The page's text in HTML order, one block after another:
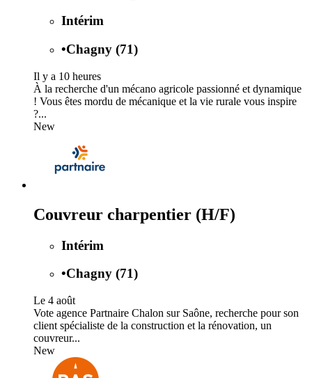
Intérim
•Chagny (71)
Il y a 10 heures
À la recherche d'un mécano agricole passionné et dynamique
! Vous êtes mordu de mécanique et la vie rurale vous inspire
?...
New
Couvreur charpentier (H/F)
Intérim
•Chagny (71)
Le 4 août
Vote agence Partnaire Chalon sur Saône, recherche pour son
client spécialiste de la construction et la rénovation, un
couvreur...
New